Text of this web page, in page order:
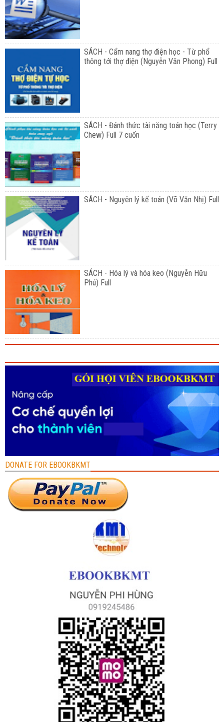
SÁCH - Cẩm nang thợ điện học - Từ phổ
thông tới thợ điện (Nguyễn Văn Phong) Full
SÁCH - Đánh thức tài năng toán học (Terry
Chew) Full 7 cuốn
SÁCH - Nguyên lý kế toán (Võ Văn Nhị) Full
SÁCH - Hóa lý và hóa keo (Nguyễn Hữu
Phú) Full
DONATE FOR EBOOKBKMT